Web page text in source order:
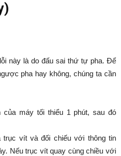
này là do đấu sai thứ tự pha. Để
pha hay không, chúng ta cần
của máy tối thiểu 1 phút, sau đó
trục vít và đối chiếu với thông tin
Nếu trục vít quay cùng chiều với